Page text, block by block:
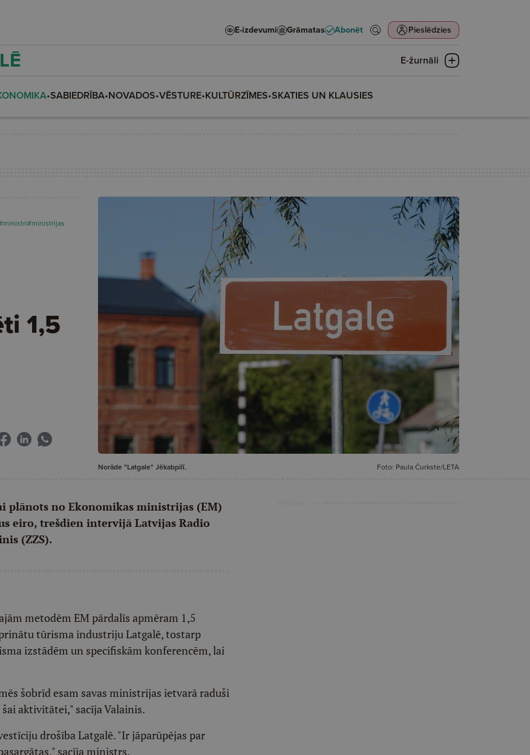
E-izdevumi Grāmatas Abonēt Pieslēdzies
E-žurnāli
•SABIEDRĪBA•NOVADOS•VĒSTURE•KULTŪRZĪMES•SKATIES UN KLAUSIES
#ministrijas
1,5
Norāde "Latgale" Jēkabpilī. Foto: Paula Čurkste/LETA
plānots no Ekonomikas ministrijas (EM)
eiro, trešdien intervijā Latvijas Radio
(ZZS).
metodēm EM pārdalīs apmēram 1,5
tūrisma industriju Latgalē, tostarp
izstādēm un specifiskām konferencēm, lai
šobrīd esam savas ministrijas ietvarā raduši
aktivitātei," sacīja Valainis.
drošība Latgalē. "Ir jāparūpējas par
sacīja ministrs.